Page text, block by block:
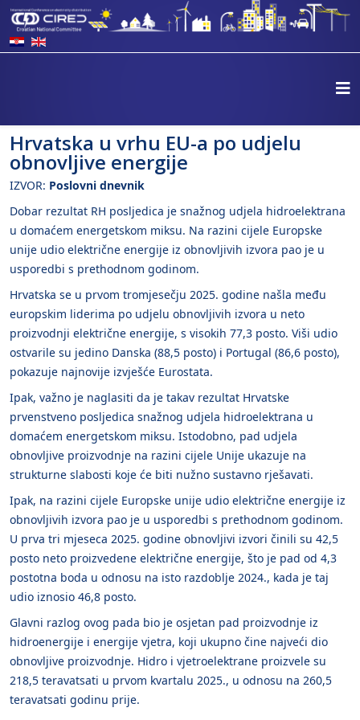
Hrvatska u vrhu EU-a po udjelu
obnovljive energije
IZVOR: Poslovni dnevnik
Dobar rezultat RH posljedica je snažnog udjela hidroelektrana
u domaćem energetskom miksu. Na razini cijele Europske
unije udio električne energije iz obnovljivih izvora pao je u
usporedbi s prethodnom godinom.
Hrvatska se u prvom tromjesečju 2025. godine našla među
europskim liderima po udjelu obnovljivih izvora u neto
proizvodnji električne energije, s visokih 77,3 posto. Viši udio
ostvarile su jedino Danska (88,5 posto) i Portugal (86,6 posto),
pokazuje najnovije izvješće Eurostata.
Ipak, važno je naglasiti da je takav rezultat Hrvatske
prvenstveno posljedica snažnog udjela hidroelektrana u
domaćem energetskom miksu. Istodobno, pad udjela
obnovljive proizvodnje na razini cijele Unije ukazuje na
strukturne slabosti koje će biti nužno sustavno rješavati.
Ipak, na razini cijele Europske unije udio električne energije iz
obnovljivih izvora pao je u usporedbi s prethodnom godinom.
U prva tri mjeseca 2025. godine obnovljivi izvori činili su 42,5
posto neto proizvedene električne energije, što je pad od 4,3
postotna boda u odnosu na isto razdoblje 2024., kada je taj
udio iznosio 46,8 posto.
Glavni razlog ovog pada bio je osjetan pad proizvodnje iz
hidroenergije i energije vjetra, koji ukupno čine najveći dio
obnovljive proizvodnje. Hidro i vjetroelektrane proizvele su
218,5 teravatsati u prvom kvartalu 2025., u odnosu na 260,5
teravatsati godinu prije.